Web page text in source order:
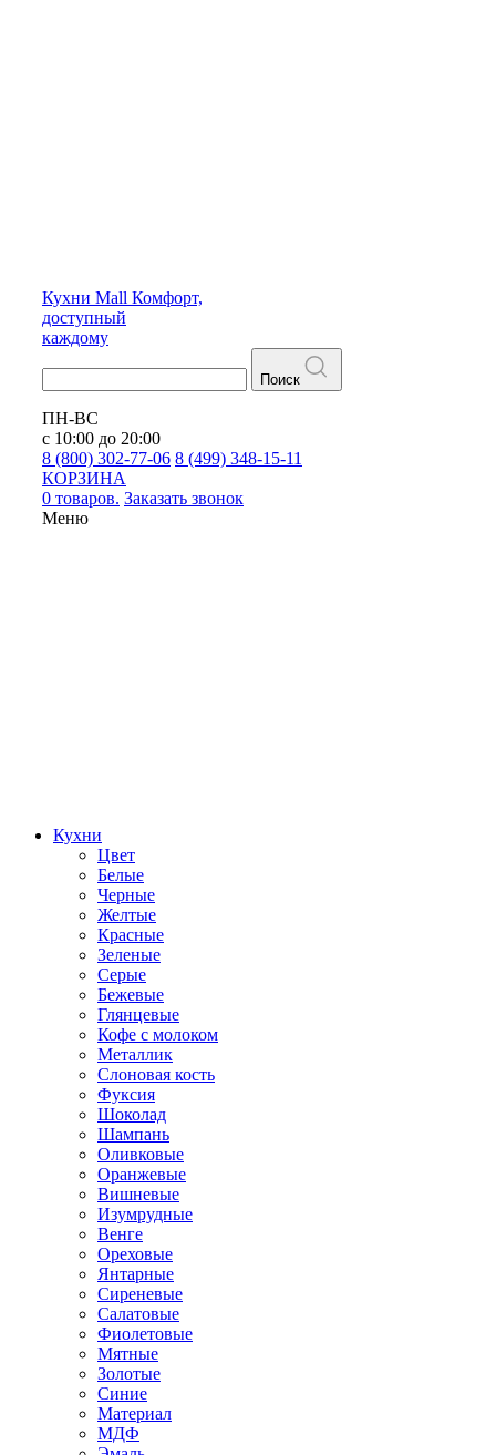
Кухни Mall Комфорт,
доступный
каждому
Поиск
ПН-ВС
с 10:00 до 20:00
8 (800) 302-77-06 8 (499) 348-15-11
КОРЗИНА
0 товаров. Заказать звонок
Меню
Кухни
Цвет
Белые
Черные
Желтые
Красные
Зеленые
Серые
Бежевые
Глянцевые
Кофе с молоком
Металлик
Слоновая кость
Фуксия
Шоколад
Шампань
Оливковые
Оранжевые
Вишневые
Изумрудные
Венге
Ореховые
Янтарные
Сиреневые
Салатовые
Фиолетовые
Мятные
Золотые
Синие
Материал
МДФ